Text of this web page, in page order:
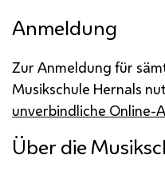
Anmeldung
Zur Anmeldung für
Musikschule Hernals
unverbindliche Online-
Über die